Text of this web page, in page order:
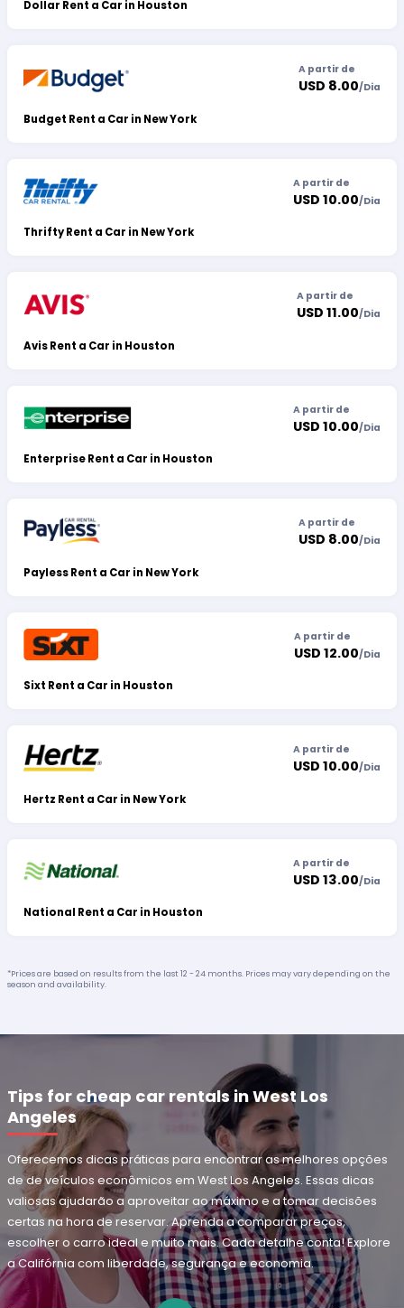
Dollar Rent a Car in Houston
Budget Rent a Car in New York
A partir de
USD 8.00/Dia
Thrifty Rent a Car in New York
A partir de
USD 10.00/Dia
Avis Rent a Car in Houston
A partir de
USD 11.00/Dia
Enterprise Rent a Car in Houston
A partir de
USD 10.00/Dia
Payless Rent a Car in New York
A partir de
USD 8.00/Dia
Sixt Rent a Car in Houston
A partir de
USD 12.00/Dia
Hertz Rent a Car in New York
A partir de
USD 10.00/Dia
National Rent a Car in Houston
A partir de
USD 13.00/Dia
*Prices are based on results from the last 12 - 24 months. Prices may vary depending on the
season and availability.
Tips for cheap car rentals in West Los
Angeles
Oferecemos dicas práticas para encontrar as melhores opções
de de veículos econômicos em West Los Angeles. Essas dicas
valiosas ajudarão a aproveitar ao máximo e a tomar decisões
certas na hora de reservar. Aprenda a comparar preços,
escolher o carro ideal e muito mais. Cada detalhe conta! Explore
a Califórnia com liberdade, segurança e economia.